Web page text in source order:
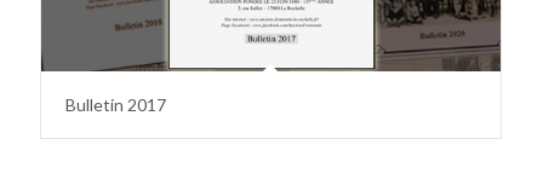
Bulletin 2017